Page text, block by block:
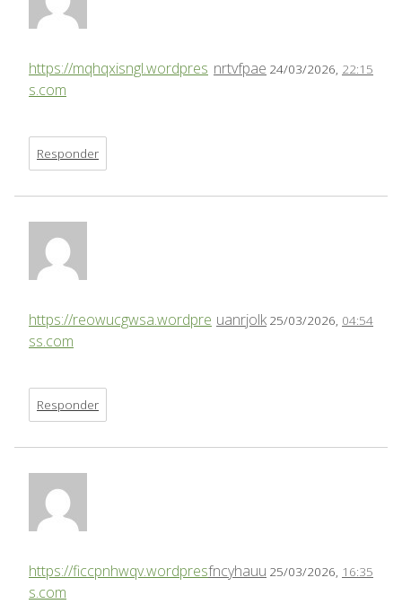
nrtvfpae 24/03/2026, 22:15
https://mqhqxisngl.wordpres
s.com
Responder
uanrjolk 25/03/2026, 04:54
https://reowucgwsa.wordpre
ss.com
Responder
fncyhauu 25/03/2026, 16:35
https://ficcpnhwqv.wordpres
s.com